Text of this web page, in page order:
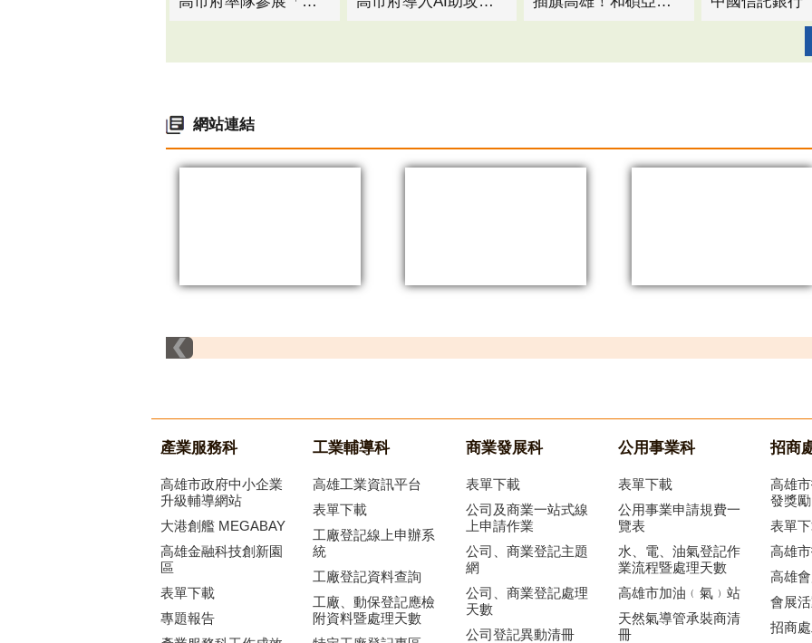
網站連結
產業服務科
高雄市政府中小企業
大港創艦 MEGABAY
高雄金融科技創新園
表單下載
工業輔導科
表單下載
工廠登記線上申辦系
工廠登記資料查詢
工廠、動保登記應檢
商業發展科
表單下載
公司及商業一站式線
上申請作業
公司、商業登記主題
網
公司、商業登記處理
公用事業科
表單下載
公用事業申請規費一
覽表
水、電、油氣登記作
高雄市加油﹙氣﹚站
招商
高雄
高雄
高雄